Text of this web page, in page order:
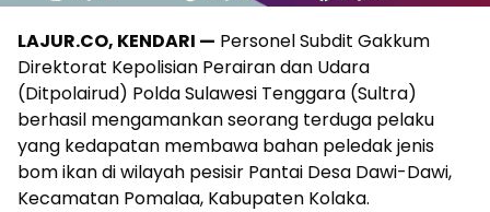
LAJUR.CO, KENDARI — Personel Subdit Gakkum
Direktorat Kepolisian Perairan dan Udara
(Ditpolairud) Polda Sulawesi Tenggara (Sultra)
berhasil mengamankan seorang terduga pelaku
yang kedapatan membawa bahan peledak jenis
bom ikan di wilayah pesisir Pantai Desa Dawi-Dawi,
Kecamatan Pomalaa, Kabupaten Kolaka.